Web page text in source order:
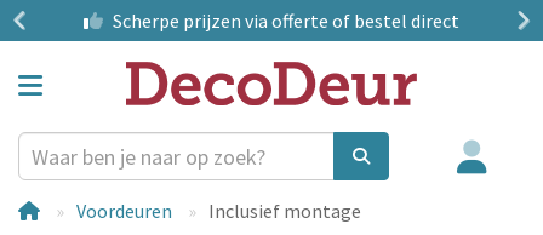
Scherpe prijzen via offerte of bestel direct
Voordeuren Inclusief montage